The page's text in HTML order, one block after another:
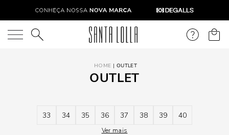
O que você está procurando?
OUTLET
OUTLET
33 34 35 36 37 38 39 40
Ver mais